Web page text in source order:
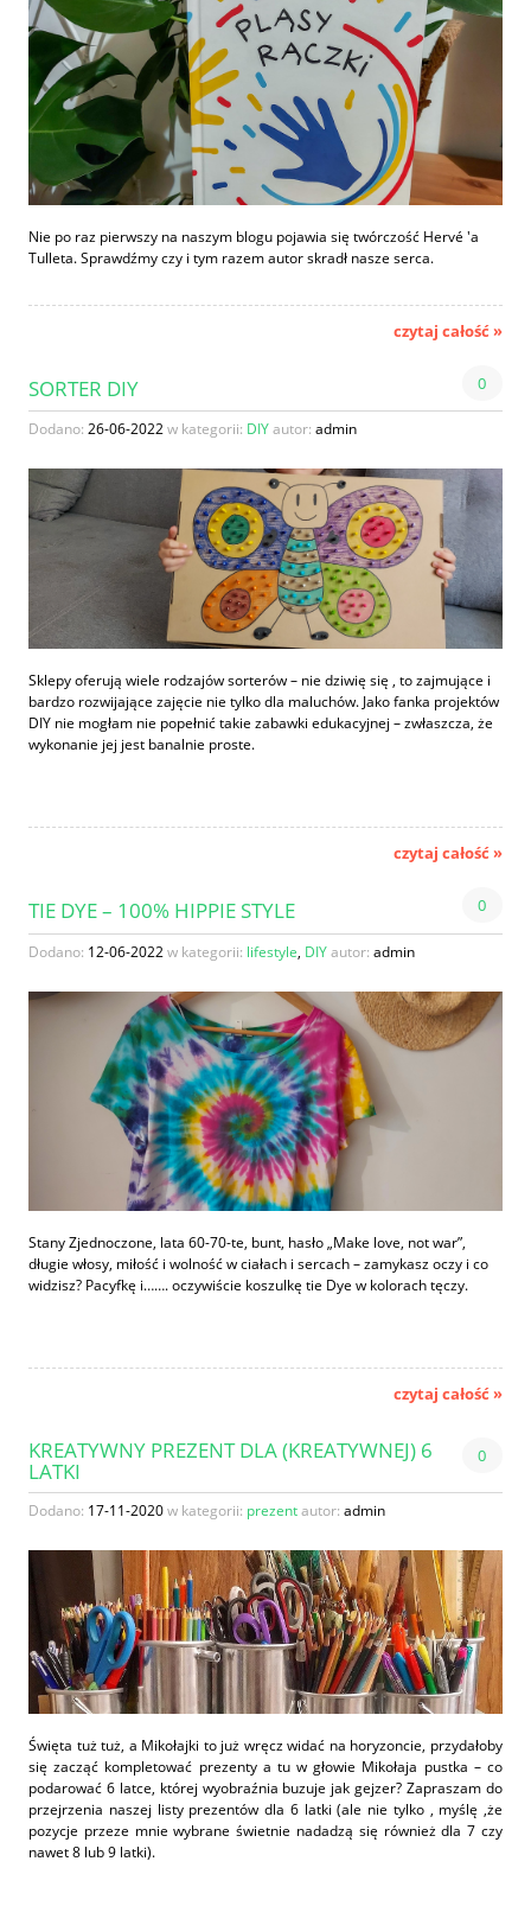
Nie po raz pierwszy na naszym blogu pojawia się twórczość Hervé 'a
Tulleta. Sprawdźmy czy i tym razem autor skradł nasze serca.
czytaj całość »
SORTER DIY 0
Dodano: 26-06-2022w kategorii: DIYautor: admin
Sklepy oferują wiele rodzajów sorterów – nie dziwię się , to zajmujące i
bardzo rozwijające zajęcie nie tylko dla maluchów. Jako fanka projektów
DIY nie mogłam nie popełnić takie zabawki edukacyjnej – zwłaszcza, że
wykonanie jej jest banalnie proste.
czytaj całość »
TIE DYE – 100% HIPPIE STYLE 0
Dodano: 12-06-2022w kategorii: lifestyle, DIYautor: admin
Stany Zjednoczone, lata 60-70-te, bunt, hasło „Make love, not war”,
długie włosy, miłość i wolność w ciałach i sercach – zamykasz oczy i co
widzisz? Pacyfkę i……. oczywiście koszulkę tie Dye w kolorach tęczy.
czytaj całość »
KREATYWNY PREZENT DLA (KREATYWNEJ) 6
LATKI
0
Dodano: 17-11-2020w kategorii: prezentautor: admin
Święta tuż tuż, a Mikołajki to już wręcz widać na horyzoncie, przydałoby
się zacząć kompletować prezenty a tu w głowie Mikołaja pustka – co
podarować 6 latce, której wyobraźnia buzuje jak gejzer? Zapraszam do
przejrzenia naszej listy prezentów dla 6 latki (ale nie tylko , myślę ,że
pozycje przeze mnie wybrane świetnie nadadzą się również dla 7 czy
nawet 8 lub 9 latki).